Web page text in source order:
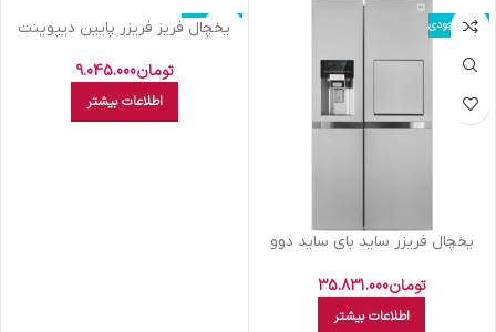
اتمام موجودی
یخچال فریزر ساید بای ساید دوو
تومان35.831.000
اطلاعات بیشتر
اتمام موجودی
يخچال فريز فريزر پایین ديپوينت
تومان9.045.000
اطلاعات بیشتر